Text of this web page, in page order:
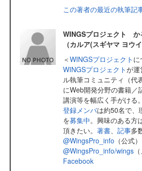
この著者の最近の執筆記
WINGSプロジェクト か
（カルア(スギヤマ ヨウイ
＜WINGSプロジェクト に
WINGSプロジェクトが運
ル執筆コミュニティ（代
にWeb開発分野の書籍／
講演等を幅広く手がける
登録メンバは約50名で、
を募集中。興味のある方
頂きたい。 著書、 記事多
@WingsPro_info （公式）
@WingsPro_info/wings
Facebook